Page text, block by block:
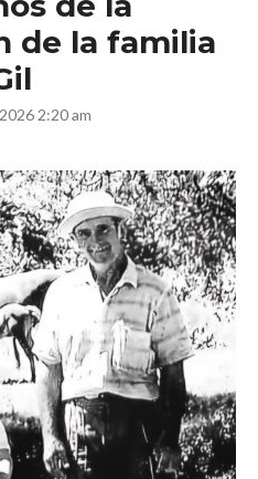
de la familia
2:20 am